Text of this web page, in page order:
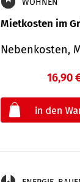
Mietkosten im
Nebenkosten,
16,90